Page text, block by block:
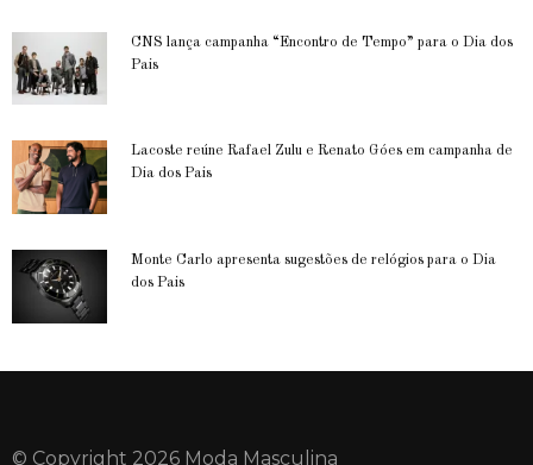
CNS lança campanha “Encontro de Tempo” para o Dia dos
Pais
Lacoste reúne Rafael Zulu e Renato Góes em campanha de
Dia dos Pais
Monte Carlo apresenta sugestões de relógios para o Dia
dos Pais
© Copyright 2026 Moda Masculina